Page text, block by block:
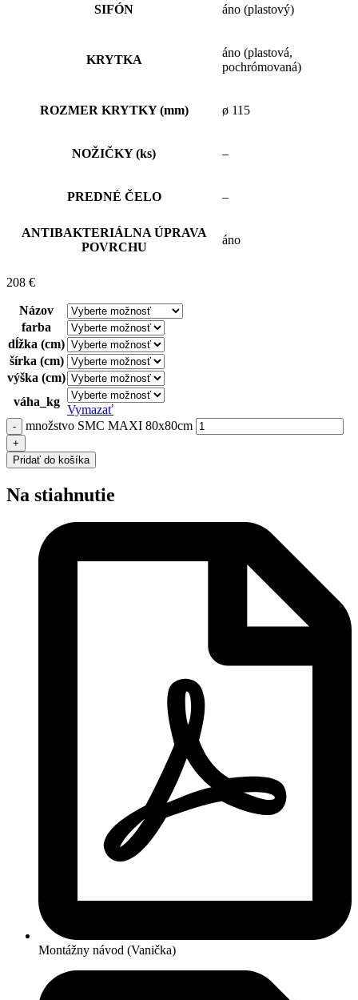
SIFÓN áno (plastový)
KRYTKA
áno (plastová,
pochrómovaná)
ROZMER KRYTKY (mm) ø 115
NOŽIČKY (ks) –
PREDNÉ ČELO –
ANTIBAKTERIÁLNA ÚPRAVA
POVRCHU
áno
208 €
Názov
farba
dĺžka (cm)
šírka (cm)
výška (cm)
váha_kg
Vymazať
množstvo SMC MAXI 80x80cm
Pridať do košíka
Na stiahnutie
Montážny návod (Vanička)